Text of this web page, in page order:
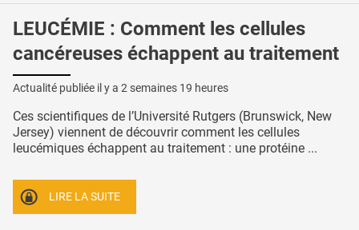
LEUCÉMIE : Comment les cellules
cancéreuses échappent au traitement
Actualité publiée il y a 2 semaines 19 heures
Ces scientifiques de l’Université Rutgers (Brunswick, New
Jersey) viennent de découvrir comment les cellules
leucémiques échappent au traitement : une protéine ...
LIRE LA SUITE